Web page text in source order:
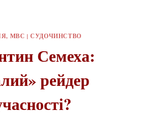
МВС |СУДОЧИНСТВО
Семеха:
рейдер